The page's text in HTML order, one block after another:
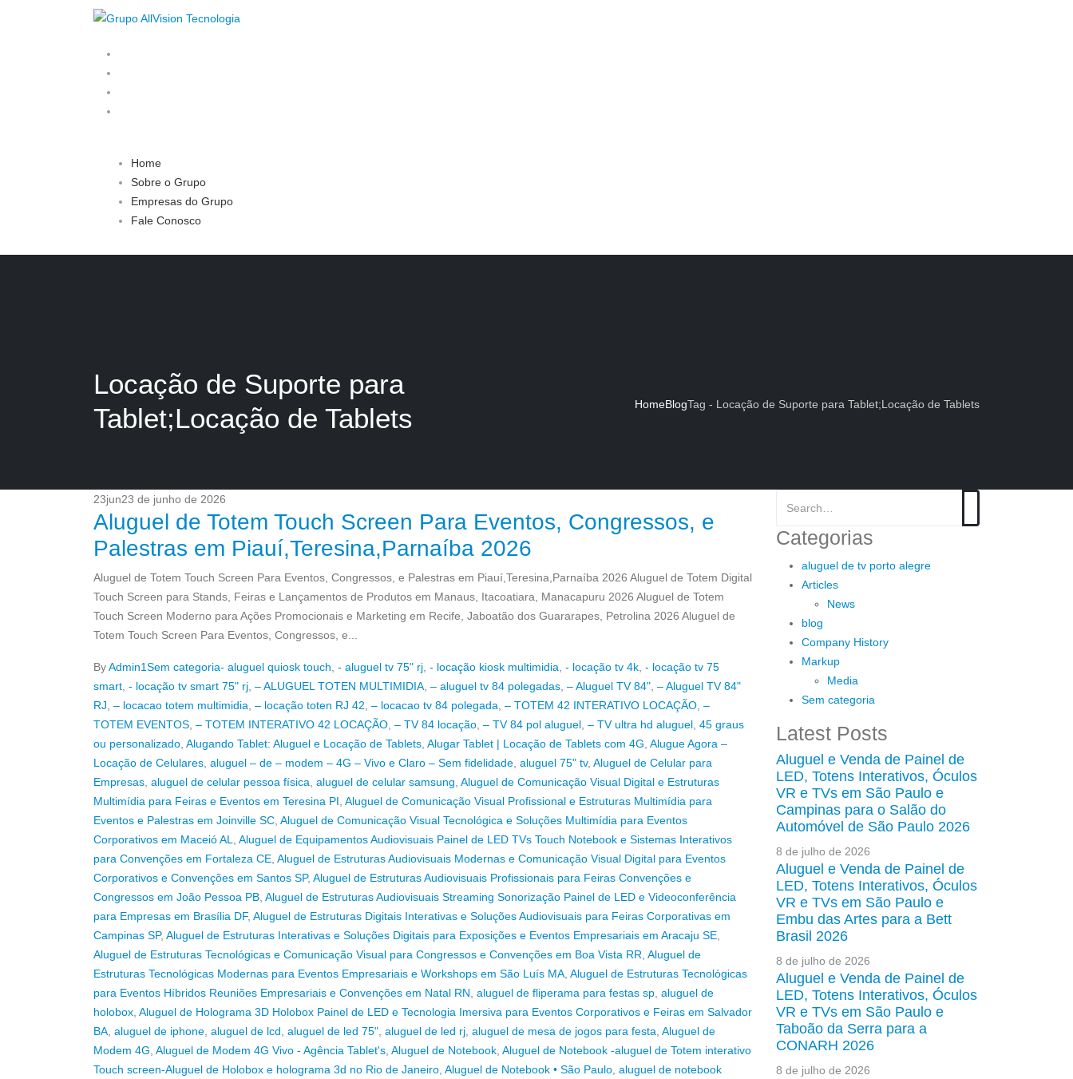
Home
Sobre o Grupo
Empresas do Grupo
Fale Conosco
Locação de Suporte para
Tablet;Locação de Tablets
HomeBlogTag - Locação de Suporte para Tablet;Locação de Tablets
23jun23 de junho de 2026
Aluguel de Totem Touch Screen Para Eventos, Congressos, e
Palestras em Piauí,Teresina,Parnaíba 2026
Aluguel de Totem Touch Screen Para Eventos, Congressos, e Palestras em Piauí,Teresina,Parnaíba 2026 Aluguel de Totem Digital
Touch Screen para Stands, Feiras e Lançamentos de Produtos em Manaus, Itacoatiara, Manacapuru 2026 Aluguel de Totem
Touch Screen Moderno para Ações Promocionais e Marketing em Recife, Jaboatão dos Guararapes, Petrolina 2026 Aluguel de
Totem Touch Screen Para Eventos, Congressos, e...
ByAdmin1Sem categoria- aluguel quiosk touch, - aluguel tv 75" rj, - locação kiosk multimidia, - locação tv 4k, - locação tv 75
smart, - locação tv smart 75" rj, – ALUGUEL TOTEN MULTIMIDIA, – aluguel tv 84 polegadas, – Aluguel TV 84", – Aluguel TV 84"
RJ, – locacao totem multimidia, – locação toten RJ 42, – locacao tv 84 polegada, – TOTEM 42 INTERATIVO LOCAÇÃO, –
TOTEM EVENTOS, – TOTEM INTERATIVO 42 LOCAÇÃO, – TV 84 locação, – TV 84 pol aluguel, – TV ultra hd aluguel, 45 graus
ou personalizado, Alugando Tablet: Aluguel e Locação de Tablets, Alugar Tablet | Locação de Tablets com 4G, Alugue Agora –
Locação de Celulares, aluguel – de – modem – 4G – Vivo e Claro – Sem fidelidade, aluguel 75" tv, Aluguel de Celular para
Empresas, aluguel de celular pessoa física, aluguel de celular samsung, Aluguel de Comunicação Visual Digital e Estruturas
Multimídia para Feiras e Eventos em Teresina PI, Aluguel de Comunicação Visual Profissional e Estruturas Multimídia para
Eventos e Palestras em Joinville SC, Aluguel de Comunicação Visual Tecnológica e Soluções Multimídia para Eventos
Corporativos em Maceió AL, Aluguel de Equipamentos Audiovisuais Painel de LED TVs Touch Notebook e Sistemas Interativos
para Convenções em Fortaleza CE, Aluguel de Estruturas Audiovisuais Modernas e Comunicação Visual Digital para Eventos
Corporativos e Convenções em Santos SP, Aluguel de Estruturas Audiovisuais Profissionais para Feiras Convenções e
Congressos em João Pessoa PB, Aluguel de Estruturas Audiovisuais Streaming Sonorização Painel de LED e Videoconferência
para Empresas em Brasília DF, Aluguel de Estruturas Digitais Interativas e Soluções Audiovisuais para Feiras Corporativas em
Campinas SP, Aluguel de Estruturas Interativas e Soluções Digitais para Exposições e Eventos Empresariais em Aracaju SE,
Aluguel de Estruturas Tecnológicas e Comunicação Visual para Congressos e Convenções em Boa Vista RR, Aluguel de
Estruturas Tecnológicas Modernas para Eventos Empresariais e Workshops em São Luís MA, Aluguel de Estruturas Tecnológicas
para Eventos Híbridos Reuniões Empresariais e Convenções em Natal RN, aluguel de fliperama para festas sp, aluguel de
holobox, Aluguel de Holograma 3D Holobox Painel de LED e Tecnologia Imersiva para Eventos Corporativos e Feiras em Salvador
BA, aluguel de iphone, aluguel de lcd, aluguel de led 75", aluguel de led rj, aluguel de mesa de jogos para festa, Aluguel de
Modem 4G, Aluguel de Modem 4G Vivo - Agência Tablet's, Aluguel de Notebook, Aluguel de Notebook -aluguel de Totem interativo
Touch screen-Aluguel de Holobox e holograma 3d no Rio de Janeiro, Aluguel de Notebook • São Paulo, aluguel de notebook
Categorias
aluguel de tv porto alegre
Articles
News
blog
Company History
Markup
Media
Sem categoria
Latest Posts
Aluguel e Venda de Painel de
LED, Totens Interativos, Óculos
VR e TVs em São Paulo e
Campinas para o Salão do
Automóvel de São Paulo 2026
8 de julho de 2026
Aluguel e Venda de Painel de
LED, Totens Interativos, Óculos
VR e TVs em São Paulo e
Embu das Artes para a Bett
Brasil 2026
8 de julho de 2026
Aluguel e Venda de Painel de
LED, Totens Interativos, Óculos
VR e TVs em São Paulo e
Taboão da Serra para a
CONARH 2026
8 de julho de 2026